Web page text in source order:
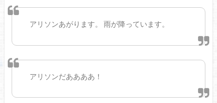
アリソンあがります。 雨が降っています。
アリソンだああああ！